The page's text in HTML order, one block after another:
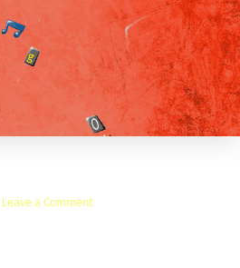
Leave a Comment